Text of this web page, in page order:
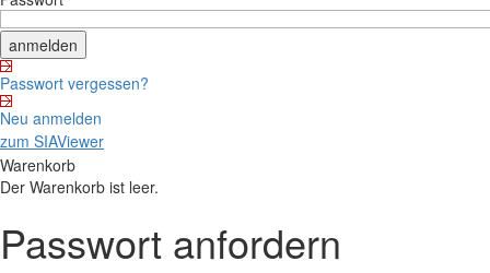
Passwort vergessen?
Neu anmelden
zum SIAViewer
Warenkorb
Der Warenkorb ist leer.
Passwort anfordern